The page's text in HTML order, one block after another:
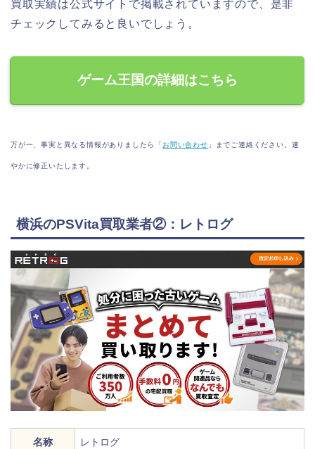
買取実績は公式サイトで掲載されていますので、是非
チェックしてみると良いでしょう。
ゲーム王国の詳細はこちら
万が一、事実と異なる情報がありましたら「お問い合わせ 」までご連絡ください。速
やかに修正いたします。
横浜のPSVita買取業者②：レトログ
名称 レトログ